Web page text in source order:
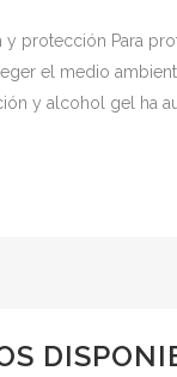
protección Para
el medio
y alcohol gel ha